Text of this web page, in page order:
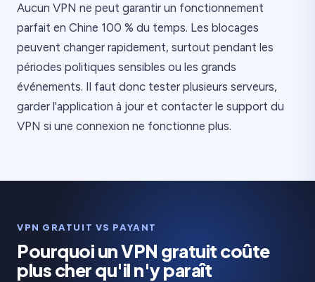
Aucun VPN ne peut garantir un fonctionnement
parfait en Chine 100 % du temps. Les blocages
peuvent changer rapidement, surtout pendant les
périodes politiques sensibles ou les grands
événements. Il faut donc tester plusieurs serveurs,
garder l'application à jour et contacter le support du
VPN si une connexion ne fonctionne plus.
VPN GRATUIT VS PAYANT
Pourquoi un VPN gratuit coûte
plus cher qu'il n'y paraît